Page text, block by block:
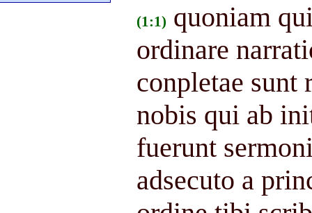
(1:1) quoniam
ordinare
conpletae sunt
nobis qui ab
fuerunt
adsecuto a